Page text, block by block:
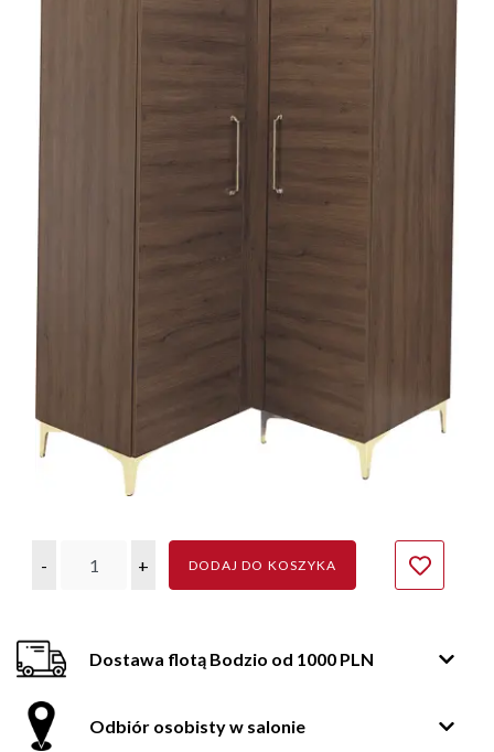
- + DODAJ DO KOSZYKA
Dostawa flotą Bodzio od 1000 PLN
Odbiór osobisty w salonie